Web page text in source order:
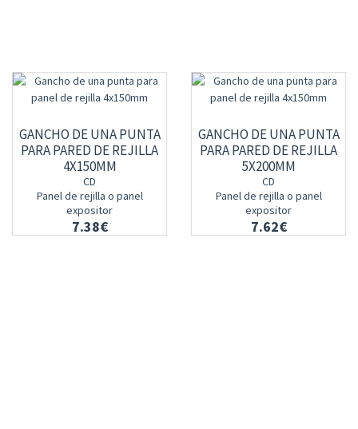
GANCHO DE UNA PUNTA
PARA PARED DE REJILLA
4X150MM
CD
Panel de rejilla o panel
expositor
7.38€
GANCHO DE UNA PUNTA
PARA PARED DE REJILLA
5X200MM
CD
Panel de rejilla o panel
expositor
7.62€